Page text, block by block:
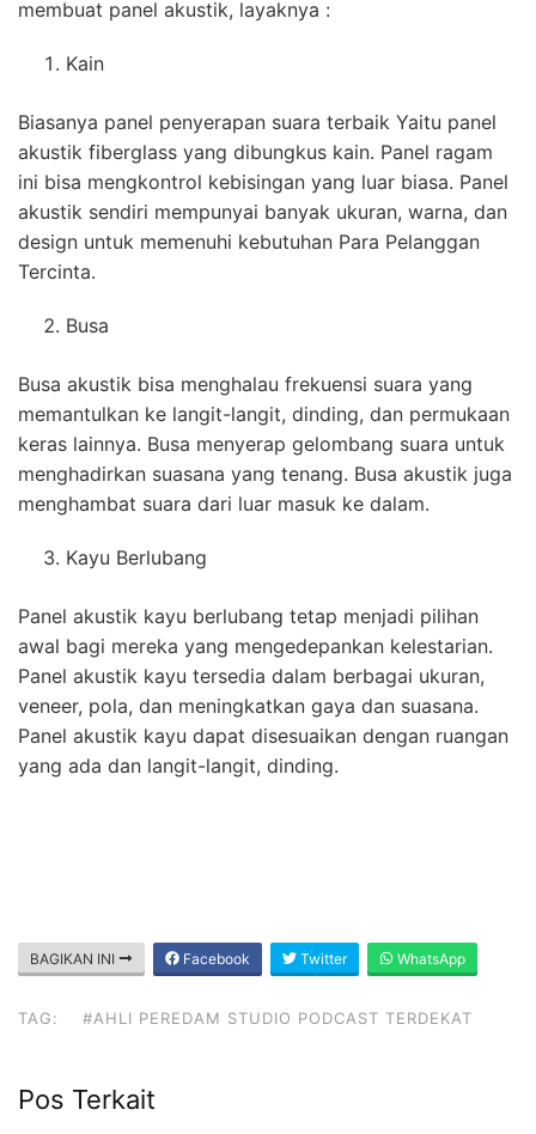
membuat panel akustik, layaknya :
Kain
Biasanya panel penyerapan suara terbaik Yaitu panel
akustik fiberglass yang dibungkus kain. Panel ragam
ini bisa mengkontrol kebisingan yang luar biasa. Panel
akustik sendiri mempunyai banyak ukuran, warna, dan
design untuk memenuhi kebutuhan Para Pelanggan
Tercinta.
Busa
Busa akustik bisa menghalau frekuensi suara yang
memantulkan ke langit-langit, dinding, dan permukaan
keras lainnya. Busa menyerap gelombang suara untuk
menghadirkan suasana yang tenang. Busa akustik juga
menghambat suara dari luar masuk ke dalam.
Kayu Berlubang
Panel akustik kayu berlubang tetap menjadi pilihan
awal bagi mereka yang mengedepankan kelestarian.
Panel akustik kayu tersedia dalam berbagai ukuran,
veneer, pola, dan meningkatkan gaya dan suasana.
Panel akustik kayu dapat disesuaikan dengan ruangan
yang ada dan langit-langit, dinding.
BAGIKAN INI Facebook Twitter WhatsApp
TAG: #AHLI PEREDAM STUDIO PODCAST TERDEKAT
Pos Terkait